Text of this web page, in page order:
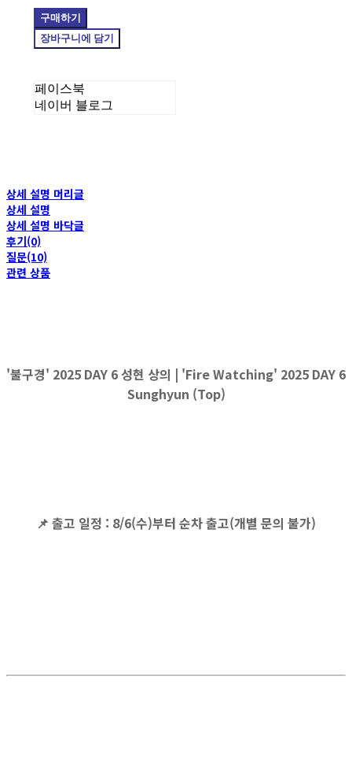
구매하기
장바구니에 담기
페이스북
네이버 블로그
상세 설명 머리글
상세 설명
상세 설명 바닥글
후기(0)
질문(10)
관련 상품
'불구경' 2025 DAY 6 성현 상의 | 'Fire Watching' 2025 DAY 6
Sunghyun (Top)
📌 출고 일정 : 8/6(수)부터 순차 출고(개별 문의 불가)